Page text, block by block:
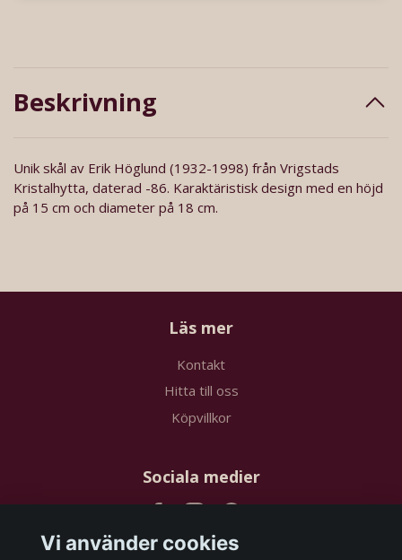
Beskrivning
Unik skål av Erik Höglund (1932-1998) från Vrigstads
Kristalhytta, daterad -86. Karaktäristisk design med en höjd
på 15 cm och diameter på 18 cm.
Läs mer
Kontakt
Hitta till oss
Köpvillkor
Sociala medier
Vi använder cookies